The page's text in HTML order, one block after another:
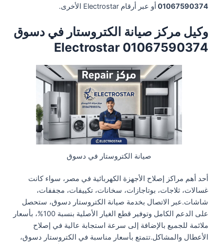
01067590374 أو عبر أرقام Electrostar الأخرى.
وكيل مركز صيانة الكتروستار في دسوق
01067590374 Electrostar
صيانة الكتروستار في دسوق
أحد أهم مراكز إصلاح الأجهزة الكهربائية في مصر، سواء كانت
غسالات، ثلاجات، بوتاجازات، سخانات، تكييفات، مجففات،
شاشات.عبر الاتصال بخدمة صيانة الكتروستار دسوق، ستحصل
على الدعم الكامل وتوفير قطع الغيار الأصلية بنسبة 100%، بأسعار
ملائمة للجميع بالإضافة إلى سرعة استجابة عالية في إصلاح
الأعطال والمشاكل.تتمتع بأسعار مناسبة في الكتروستار دسوق،